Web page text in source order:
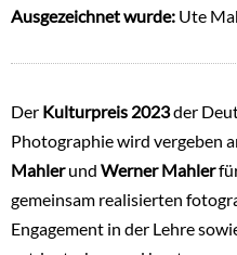
Ausgezeichnet wurde: Ute
Der Kulturpreis 2023der
Photographie wird vergeben
Mahlerund Werner Mahler
gemeinsam realisierten
Engagement in der Lehre